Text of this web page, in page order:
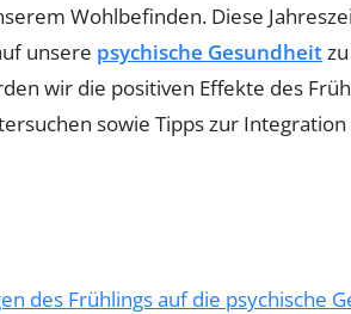
Wohlbefinden. Diese
unsere psychische Gesundheit
wir die positiven Effekte des
sowie Tipps zur
des Frühlings auf die psychische